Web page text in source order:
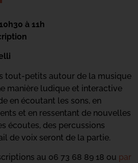
à 11h
tout-petits autour de la musique
manière ludique et interactive
en écoutant les sons, en
et en ressentant de nouvelles
écoutes, des percussions
de voix seront de la partie.
au 06 73 68 89 18 ou par